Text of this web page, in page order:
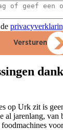
Versturen
op Urk zit is
al jarenlang, van